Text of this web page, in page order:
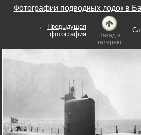
Фотографии подводных лодок в
← Предыдущая
фотография
Назад в
галерею